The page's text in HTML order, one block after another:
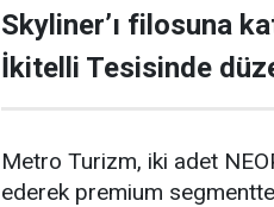
Skyliner’ı filosuna
İkitelli Tesisinde
Metro Turizm, iki adet
ederek premium